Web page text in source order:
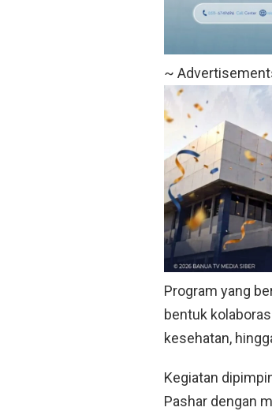
~
Program yang
bentuk
kesehatan,
Kegiatan
Pashar dengan